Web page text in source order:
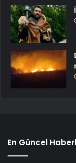
En Güncel